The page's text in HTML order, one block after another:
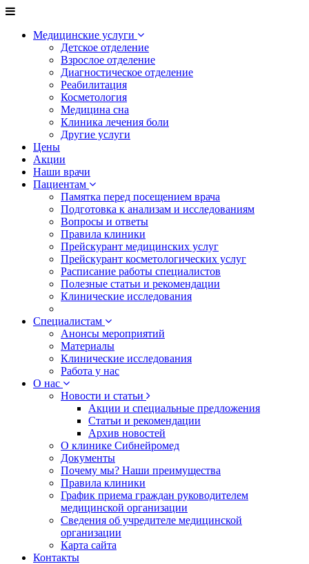
Медицинские услуги
Детское отделение
Взрослое отделение
Диагностическое отделение
Реабилитация
Косметология
Медицина сна
Клиника лечения боли
Другие услуги
Цены
Акции
Наши врачи
Пациентам
Памятка перед посещением врача
Подготовка к анализам и исследованиям
Вопросы и ответы
Правила клиники
Прейскурант медицинских услуг
Прейскурант косметологических услуг
Расписание работы специалистов
Полезные статьи и рекомендации
Клинические исследования
Специалистам
Анонсы мероприятий
Материалы
Клинические исследования
Работа у нас
О нас
Новости и статьи
Акции и специальные предложения
Статьи и рекомендации
Архив новостей
О клинике Сибнейромед
Документы
Почему мы? Наши преимущества
Правила клиники
График приема граждан руководителем
медицинской организации
Сведения об учредителе медицинской
организации
Карта сайта
Контакты